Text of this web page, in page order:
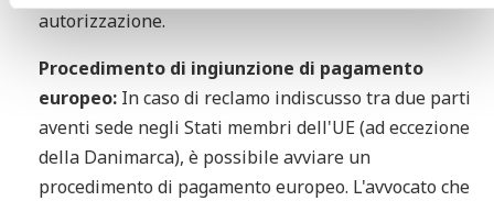
autorizzazione.
Procedimento di ingiunzione di pagamento
europeo: In caso di reclamo indiscusso tra due parti
aventi sede negli Stati membri dell'UE (ad eccezione
della Danimarca), è possibile avviare un
procedimento di pagamento europeo. L'avvocato che